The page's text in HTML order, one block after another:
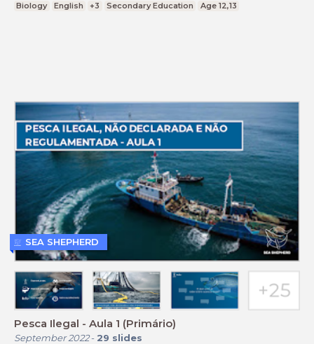
Biology English +3 Secondary Education Age 12,13
Pesca Ilegal - Aula 1 (Primário)
September 2022- 29 slides
SEA SHEPHERD